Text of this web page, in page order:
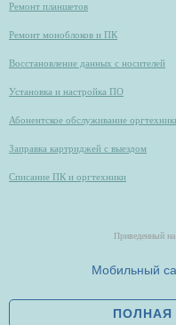
Ремонт планшетов
Ремонт моноблоков и ПК
Восстановление данных с носителей
Установка и настройка ПО
Абонентское обслуживание
Заправка картриджей с выездом
Списание ПК и оргтехники
Приведенный
Мобильный
ПОЛНАЯ